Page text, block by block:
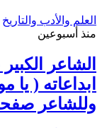
العلم والأدب والتاريخ
منذ أسبوعين
الشاعر
ابداعاته ( يا
وللشاعر